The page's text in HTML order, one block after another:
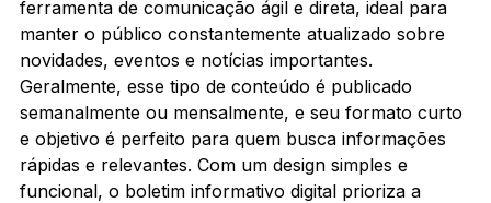
ferramenta de comunicação ágil e direta, ideal para
manter o público constantemente atualizado sobre
novidades, eventos e notícias importantes.
Geralmente, esse tipo de conteúdo é publicado
semanalmente ou mensalmente, e seu formato curto
e objetivo é perfeito para quem busca informações
rápidas e relevantes. Com um design simples e
funcional, o boletim informativo digital prioriza a